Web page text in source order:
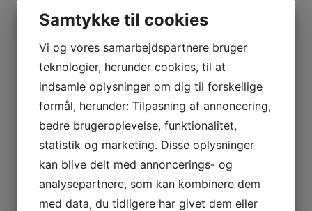
Kranopgaver i hele landet
Vi dækker hele landet og tager os af kranopgaver i både
Jylland, på Fyn, Sjælland og øerne. Vi holder til i Randers
Kalundborg, men har dagligt opgaver i både Aarhus og
København, hvor vi tilbyder vores ekspertise med
kranarbejde, transport og mere.
Har du således en opgave, der skal løses i Sydjylland, i
Nordsjælland eller andre steder i landet, er vi på pletten.
ordre på både kranopgaver, transportopgaver og lignende.
Vi kan kontaktes på telefon+45 86 42 08 85eller mail:
post@vognmanderlingandersen.dk.
Samtykke til cookies
Vi og vores samarbejdspartnere bruger
teknologier, herunder cookies, til at
indsamle oplysninger om dig til forskellige
formål, herunder: Tilpasning af annoncering,
bedre brugeroplevelse, funktionalitet,
statistik og marketing. Disse oplysninger
kan blive delt med annoncerings- og
analysepartnere, som kan kombinere dem
med data, du tidligere har givet dem eller